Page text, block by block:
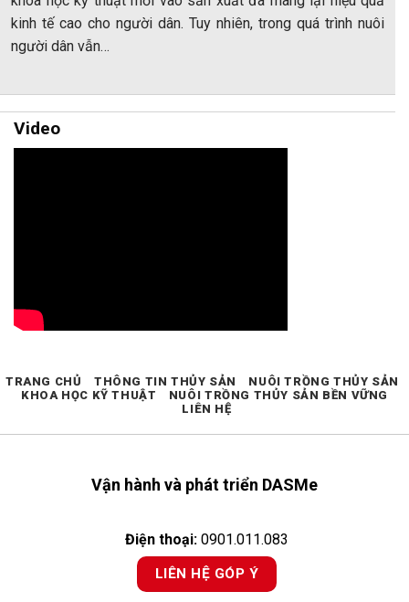
kinh tế cao cho người dân. Tuy nhiên, trong quá trình nuôi
người dân vẫn…
Video
Vận hành và phát triển DASMe
Điện thoại: 0901.011.083
LIÊN HỆ GÓP Ý
TRANG CHỦ THÔNG TIN THỦY SẢN
NUÔI TRỒNG THỦY SẢN
KHOA HỌC KỸ THUẬT
NUÔI TRỒNG THỦY SẢN BỀN VỮNG
LIÊN HỆ